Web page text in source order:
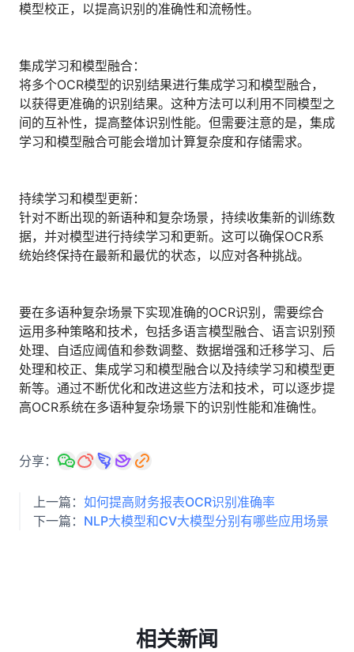
模型校正，以提高识别的准确性和流畅性。
集成学习和模型融合：
将多个OCR模型的识别结果进行集成学习和模型融合，
以获得更准确的识别结果。这种方法可以利用不同模型之
间的互补性，提高整体识别性能。但需要注意的是，集成
学习和模型融合可能会增加计算复杂度和存储需求。
持续学习和模型更新：
针对不断出现的新语种和复杂场景，持续收集新的训练数
据，并对模型进行持续学习和更新。这可以确保OCR系
统始终保持在最新和最优的状态，以应对各种挑战。
要在多语种复杂场景下实现准确的OCR识别，需要综合
运用多种策略和技术，包括多语言模型融合、语言识别预
处理、自适应阈值和参数调整、数据增强和迁移学习、后
处理和校正、集成学习和模型融合以及持续学习和模型更
新等。通过不断优化和改进这些方法和技术，可以逐步提
高OCR系统在多语种复杂场景下的识别性能和准确性。
分享：
上一篇： 如何提高财务报表OCR识别准确率
下一篇： NLP大模型和CV大模型分别有哪些应用场景
相关新闻